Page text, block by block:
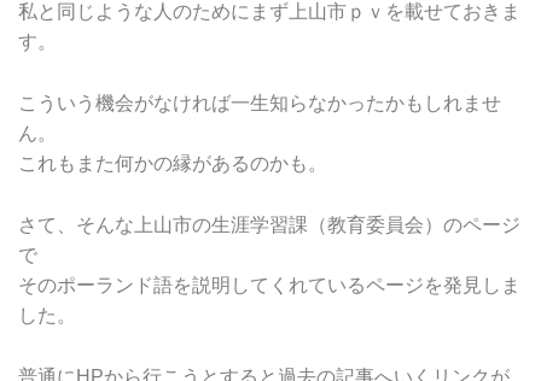
私と同じような人のためにまず上山市ｐｖを載せておきま
す。
こういう機会がなければ一生知らなかったかもしれませ
ん。
これもまた何かの縁があるのかも。
さて、そんな上山市の生涯学習課（教育委員会）のページ
で
そのポーランド語を説明してくれているページを発見しま
した。